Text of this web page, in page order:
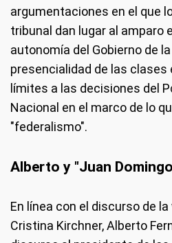
argumentaciones en el que
tribunal dan lugar al amparo
autonomía del Gobierno de
presencialidad de las clases
límites a las decisiones del
Nacional en el marco de lo
"federalismo".
Alberto y "Juan
En línea con el discurso de
Cristina Kirchner, Alberto